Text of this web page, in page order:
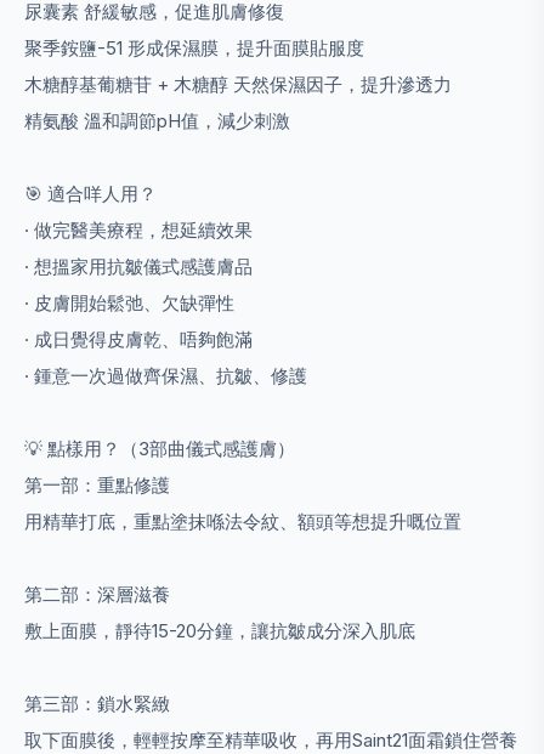
尿囊素 舒緩敏感，促進肌膚修復
聚季銨鹽-51 形成保濕膜，提升面膜貼服度
木糖醇基葡糖苷 + 木糖醇 天然保濕因子，提升滲透力
精氨酸 溫和調節pH值，減少刺激
🎯 適合咩人用？
· 做完醫美療程，想延續效果
· 想搵家用抗皺儀式感護膚品
· 皮膚開始鬆弛、欠缺彈性
· 成日覺得皮膚乾、唔夠飽滿
· 鍾意一次過做齊保濕、抗皺、修護
💡 點樣用？（3部曲儀式感護膚）
第一部：重點修護
用精華打底，重點塗抹喺法令紋、額頭等想提升嘅位置
第二部：深層滋養
敷上面膜，靜待15-20分鐘，讓抗皺成分深入肌底
第三部：鎖水緊緻
取下面膜後，輕輕按摩至精華吸收，再用Saint21面霜鎖住營養